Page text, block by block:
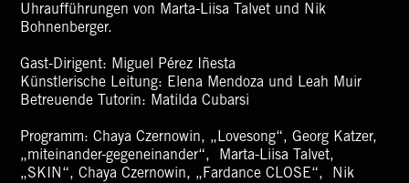
Uhraufführungen von Marta-Liisa Talvet und Nik
Bohnenberger.
Gast-Dirigent: Miguel Pérez Iñesta
Künstlerische Leitung: Elena Mendoza und Leah Muir
Betreuende Tutorin: Matilda Cubarsi
Programm: Chaya Czernowin, „Lovesong“, Georg Katzer,
„miteinander-gegeneinander“, Marta-Liisa Talvet,
„SKIN“, Chaya Czernowin, „Fardance CLOSE“, Nik